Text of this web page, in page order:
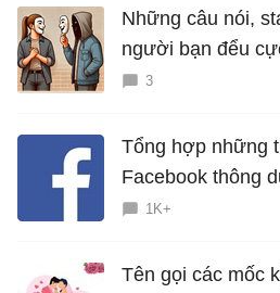
Những câu nói,
người bạn đểu
3
Tổng hợp những
Facebook thông
1K+
Tên gọi các mốc